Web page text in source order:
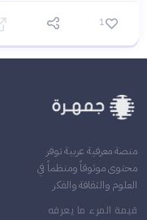
1
منصة معرفية عربية توفر
محتوى موثوقاً ومنظماً في
العلوم والثقافة والفكر
قيمة المرء ما يعرفه